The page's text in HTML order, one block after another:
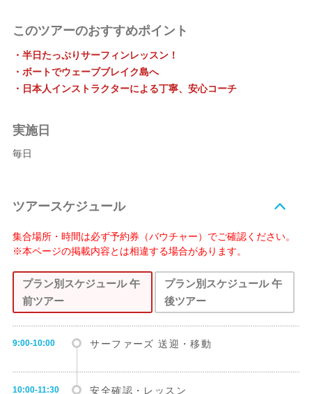
このツアーのおすすめポイント
・半日たっぷりサーフィンレッスン！
・ボートでウェーブブレイク島へ
・日本人インストラクターによる丁寧、安心コーチ
実施日
毎日
ツアースケジュール
集合場所・時間は必ず予約券（バウチャー）でご確認ください。
※本ページの掲載内容とは相違する場合があります。
プラン別スケジュール 午
前ツアー
9:00-10:00 サーファーズ 送迎・移動
10:00-11:30 安全確認・レッスン
プラン別スケジュール 午
後ツアー